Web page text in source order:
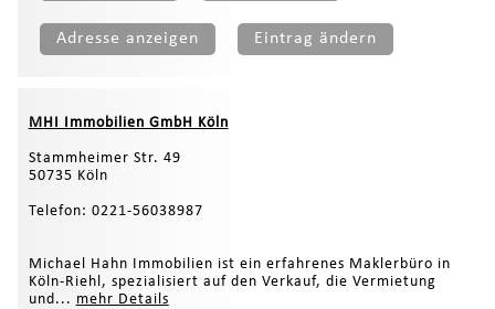
Adresse anzeigen Eintrag ändern
MHI Immobilien GmbH Köln
Stammheimer Str. 49
50735 Köln
Telefon: 0221-56038987
Michael Hahn Immobilien ist ein erfahrenes Maklerbüro in
Köln-Riehl, spezialisiert auf den Verkauf, die Vermietung
und... mehr Details